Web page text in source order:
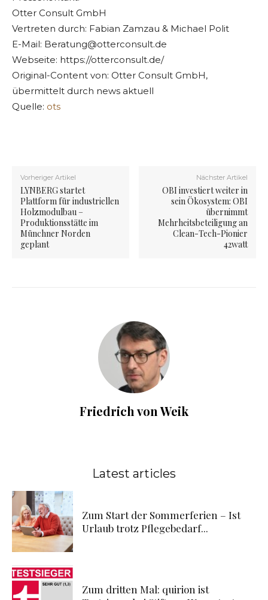
Otter Consult GmbH
Vertreten durch: Fabian Zamzau & Michael Polit
E-Mail: Beratung@otterconsult.de
Webseite: https://otterconsult.de/
Original-Content von: Otter Consult GmbH,
übermittelt durch news aktuell
Quelle: ots
Vorheriger Artikel
LYNBERG startet
Plattform für industriellen
Holzmodulbau –
Produktionsstätte im
Münchner Norden
geplant
Nächster Artikel
OBI investiert weiter in
sein Ökosystem: OBI
übernimmt
Mehrheitsbeteiligung an
Clean-Tech-Pionier
42watt
Friedrich von Weik
Latest articles
Zum Start der Sommerferien – Ist
Urlaub trotz Pflegebedarf...
Zum dritten Mal: quirion ist